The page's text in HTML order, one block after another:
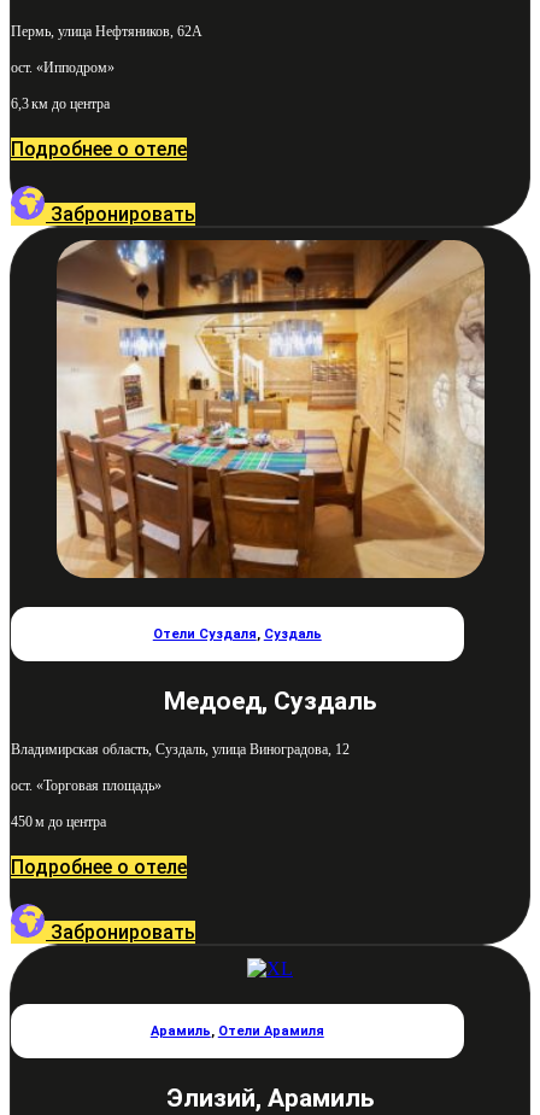
Пермь, улица Нефтяников, 62А
ост. «Ипподром»
6,3 км до центра
Подробнее о отеле
Забронировать
Отели Суздаля, Суздаль
Медоед, Суздаль
Владимирская область, Суздаль, улица Виноградова, 12
ост. «Торговая площадь»
450 м до центра
Подробнее о отеле
Забронировать
Арамиль, Отели Арамиля
Элизий, Арамиль